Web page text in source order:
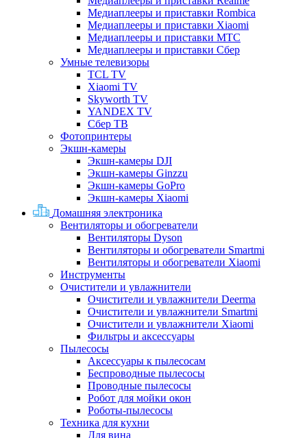
Медиаплееры и приставки Rombica
Медиаплееры и приставки Xiaomi
Медиаплееры и приставки МТС
Медиаплееры и приставки Сбер
Умные телевизоры
TCL TV
Xiaomi TV
Skyworth TV
YANDEX TV
Сбер ТВ
Фотопринтеры
Экшн-камеры
Экшн-камеры DJI
Экшн-камеры Ginzzu
Экшн-камеры GoPro
Экшн-камеры Xiaomi
Домашняя электроника
Вентиляторы и обогреватели
Вентиляторы Dyson
Вентиляторы и обогреватели Smartmi
Вентиляторы и обогреватели Xiaomi
Инструменты
Очистители и увлажнители
Очистители и увлажнители Deerma
Очистители и увлажнители Smartmi
Очистители и увлажнители Xiaomi
Фильтры и аксессуары
Пылесосы
Аксессуары к пылесосам
Беспроводные пылесосы
Проводные пылесосы
Робот для мойки окон
Роботы-пылесосы
Техника для кухни
Для вина